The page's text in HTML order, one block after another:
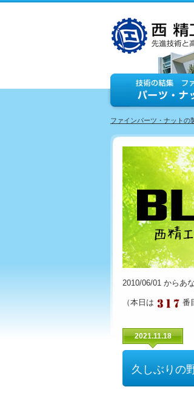
ファインパーツ・ナットの
2010/06/01 からあ
（本日は 番
2021.11.18
久しぶりの